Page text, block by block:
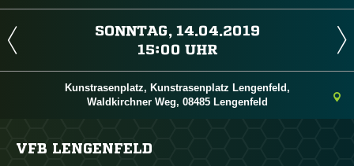
 
 
Kunstrasenplatz, Kunstrasenplatz Lengenfeld,
Waldkirchner Weg, 08485 Lengenfeld
VFB LENGENFELD